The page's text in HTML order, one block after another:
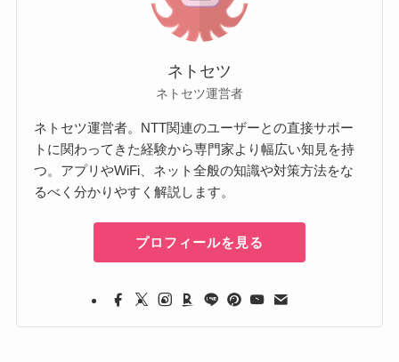
ネトセツ
ネトセツ運営者
ネトセツ運営者。NTT関連のユーザーとの直接サポー
トに関わってきた経験から専門家より幅広い知見を持
つ。アプリやWiFi、ネット全般の知識や対策方法をな
るべく分かりやすく解説します。
プロフィールを見る